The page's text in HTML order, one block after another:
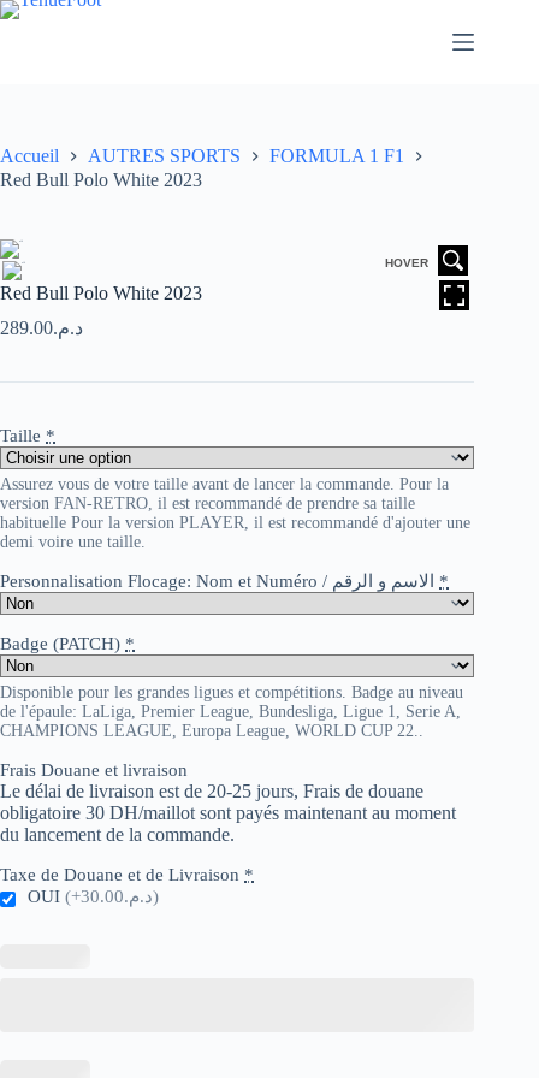
Passer
Accueil AUTRES SPORTS
FORMULA 1 F1
Red Bull Polo White 2023
HOVER
Red Bull Polo White 2023
د.م.289.00
Taille *
Assurez vous de votre taille avant de lancer la commande. Pour la
version FAN-RETRO, il est recommandé de prendre sa taille
habituelle Pour la version PLAYER, il est recommandé d'ajouter une
demi voire une taille.
Personnalisation Flocage: Nom et Numéro / الاسم و الرقم *
Badge (PATCH) *
Disponible pour les grandes ligues et compétitions. Badge au niveau
de l'épaule: LaLiga, Premier League, Bundesliga, Ligue 1, Serie A,
CHAMPIONS LEAGUE, Europa League, WORLD CUP 22..
Frais Douane et livraison
Le délai de livraison est de 20-25 jours, Frais de douane
obligatoire 30 DH/maillot sont payés maintenant au moment
du lancement de la commande.
Taxe de Douane et de Livraison *
OUI
(+د.م.30.00)